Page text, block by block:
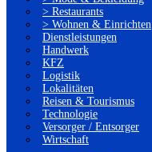
> Restaurants
> Wohnen & Einrichten
Dienstleistungen
Handwerk
KFZ
Logistik
Lokalitäten
Reisen & Tourismus
Technologie
Versorger / Entsorger
Wirtschaft